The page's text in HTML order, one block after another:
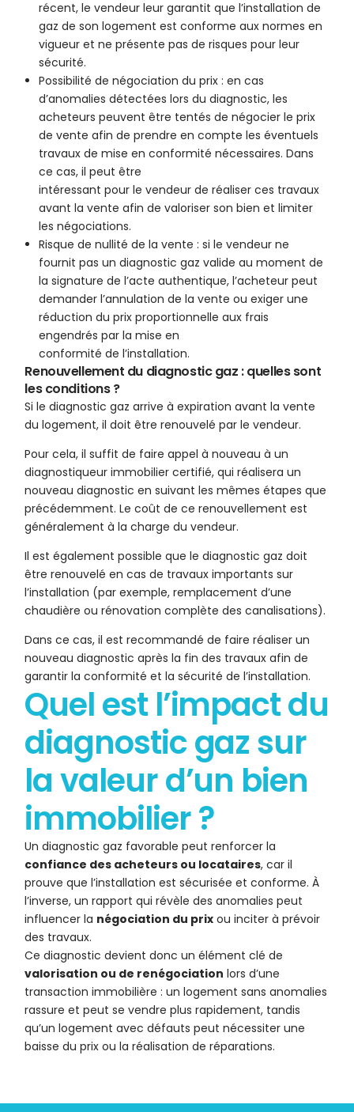
récent, le vendeur leur garantit que l’installation de
gaz de son logement est conforme aux normes en
vigueur et ne présente pas de risques pour leur
sécurité.
Possibilité de négociation du prix : en cas
d’anomalies détectées lors du diagnostic, les
acheteurs peuvent être tentés de négocier le prix
de vente afin de prendre en compte les éventuels
travaux de mise en conformité nécessaires. Dans
ce cas, il peut être
intéressant pour le vendeur de réaliser ces travaux
avant la vente afin de valoriser son bien et limiter
les négociations.
Risque de nullité de la vente : si le vendeur ne
fournit pas un diagnostic gaz valide au moment de
la signature de l’acte authentique, l’acheteur peut
demander l’annulation de la vente ou exiger une
réduction du prix proportionnelle aux frais
engendrés par la mise en
conformité de l’installation.
Renouvellement du diagnostic gaz : quelles sont
les conditions ?
Si le diagnostic gaz arrive à expiration avant la vente
du logement, il doit être renouvelé par le vendeur.
Pour cela, il suffit de faire appel à nouveau à un
diagnostiqueur immobilier certifié, qui réalisera un
nouveau diagnostic en suivant les mêmes étapes que
précédemment. Le coût de ce renouvellement est
généralement à la charge du vendeur.
Il est également possible que le diagnostic gaz doit
être renouvelé en cas de travaux importants sur
l’installation (par exemple, remplacement d’une
chaudière ou rénovation complète des canalisations).
Dans ce cas, il est recommandé de faire réaliser un
nouveau diagnostic après la fin des travaux afin de
garantir la conformité et la sécurité de l’installation.
Quel est l’impact du
diagnostic gaz sur
la valeur d’un bien
immobilier ?
Un diagnostic gaz favorable peut renforcer la
confiance des acheteurs ou locataires, car il
prouve que l’installation est sécurisée et conforme. À
l’inverse, un rapport qui révèle des anomalies peut
influencer la négociation du prix ou inciter à prévoir
des travaux.
Ce diagnostic devient donc un élément clé de
valorisation ou de renégociation lors d’une
transaction immobilière : un logement sans anomalies
rassure et peut se vendre plus rapidement, tandis
qu’un logement avec défauts peut nécessiter une
baisse du prix ou la réalisation de réparations.